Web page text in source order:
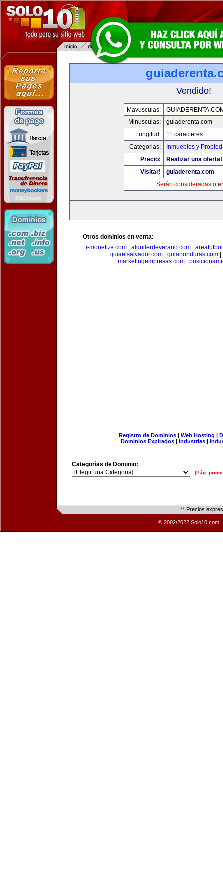
Vendido!
Mayusculas:
Minusculas:
guiaderenta.com
Longitud:
11 caracteres
Categorias:
Inmuebles y
Precio:
Realizar una oferta!
Visitar!
guiaderenta.com
Serán consideradas
Otros dominios en venta:
i-monetize.com
alquilerdeverano.com
guiaelsalvador.com| guiahonduras.com|
marketingempresas.com
Registro de Dominios| Web Hosting |
Dominios Expirados | Industrias |
Categorías de Dominio:
[Pág.
** Precios
© 2002/2022 Solo10.com